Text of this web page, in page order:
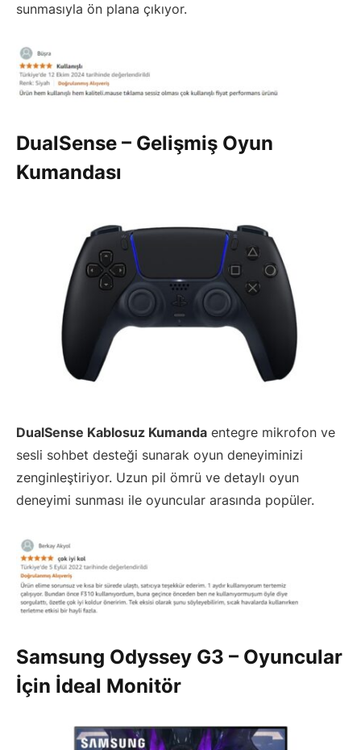
sunmasıyla ön plana çıkıyor.
DualSense – Gelişmiş Oyun
Kumandası
DualSense Kablosuz Kumanda entegre mikrofon ve
sesli sohbet desteği sunarak oyun deneyiminizi
zenginleştiriyor. Uzun pil ömrü ve detaylı oyun
deneyimi sunması ile oyuncular arasında popüler.
Samsung Odyssey G3 – Oyuncular
İçin İdeal Monitör